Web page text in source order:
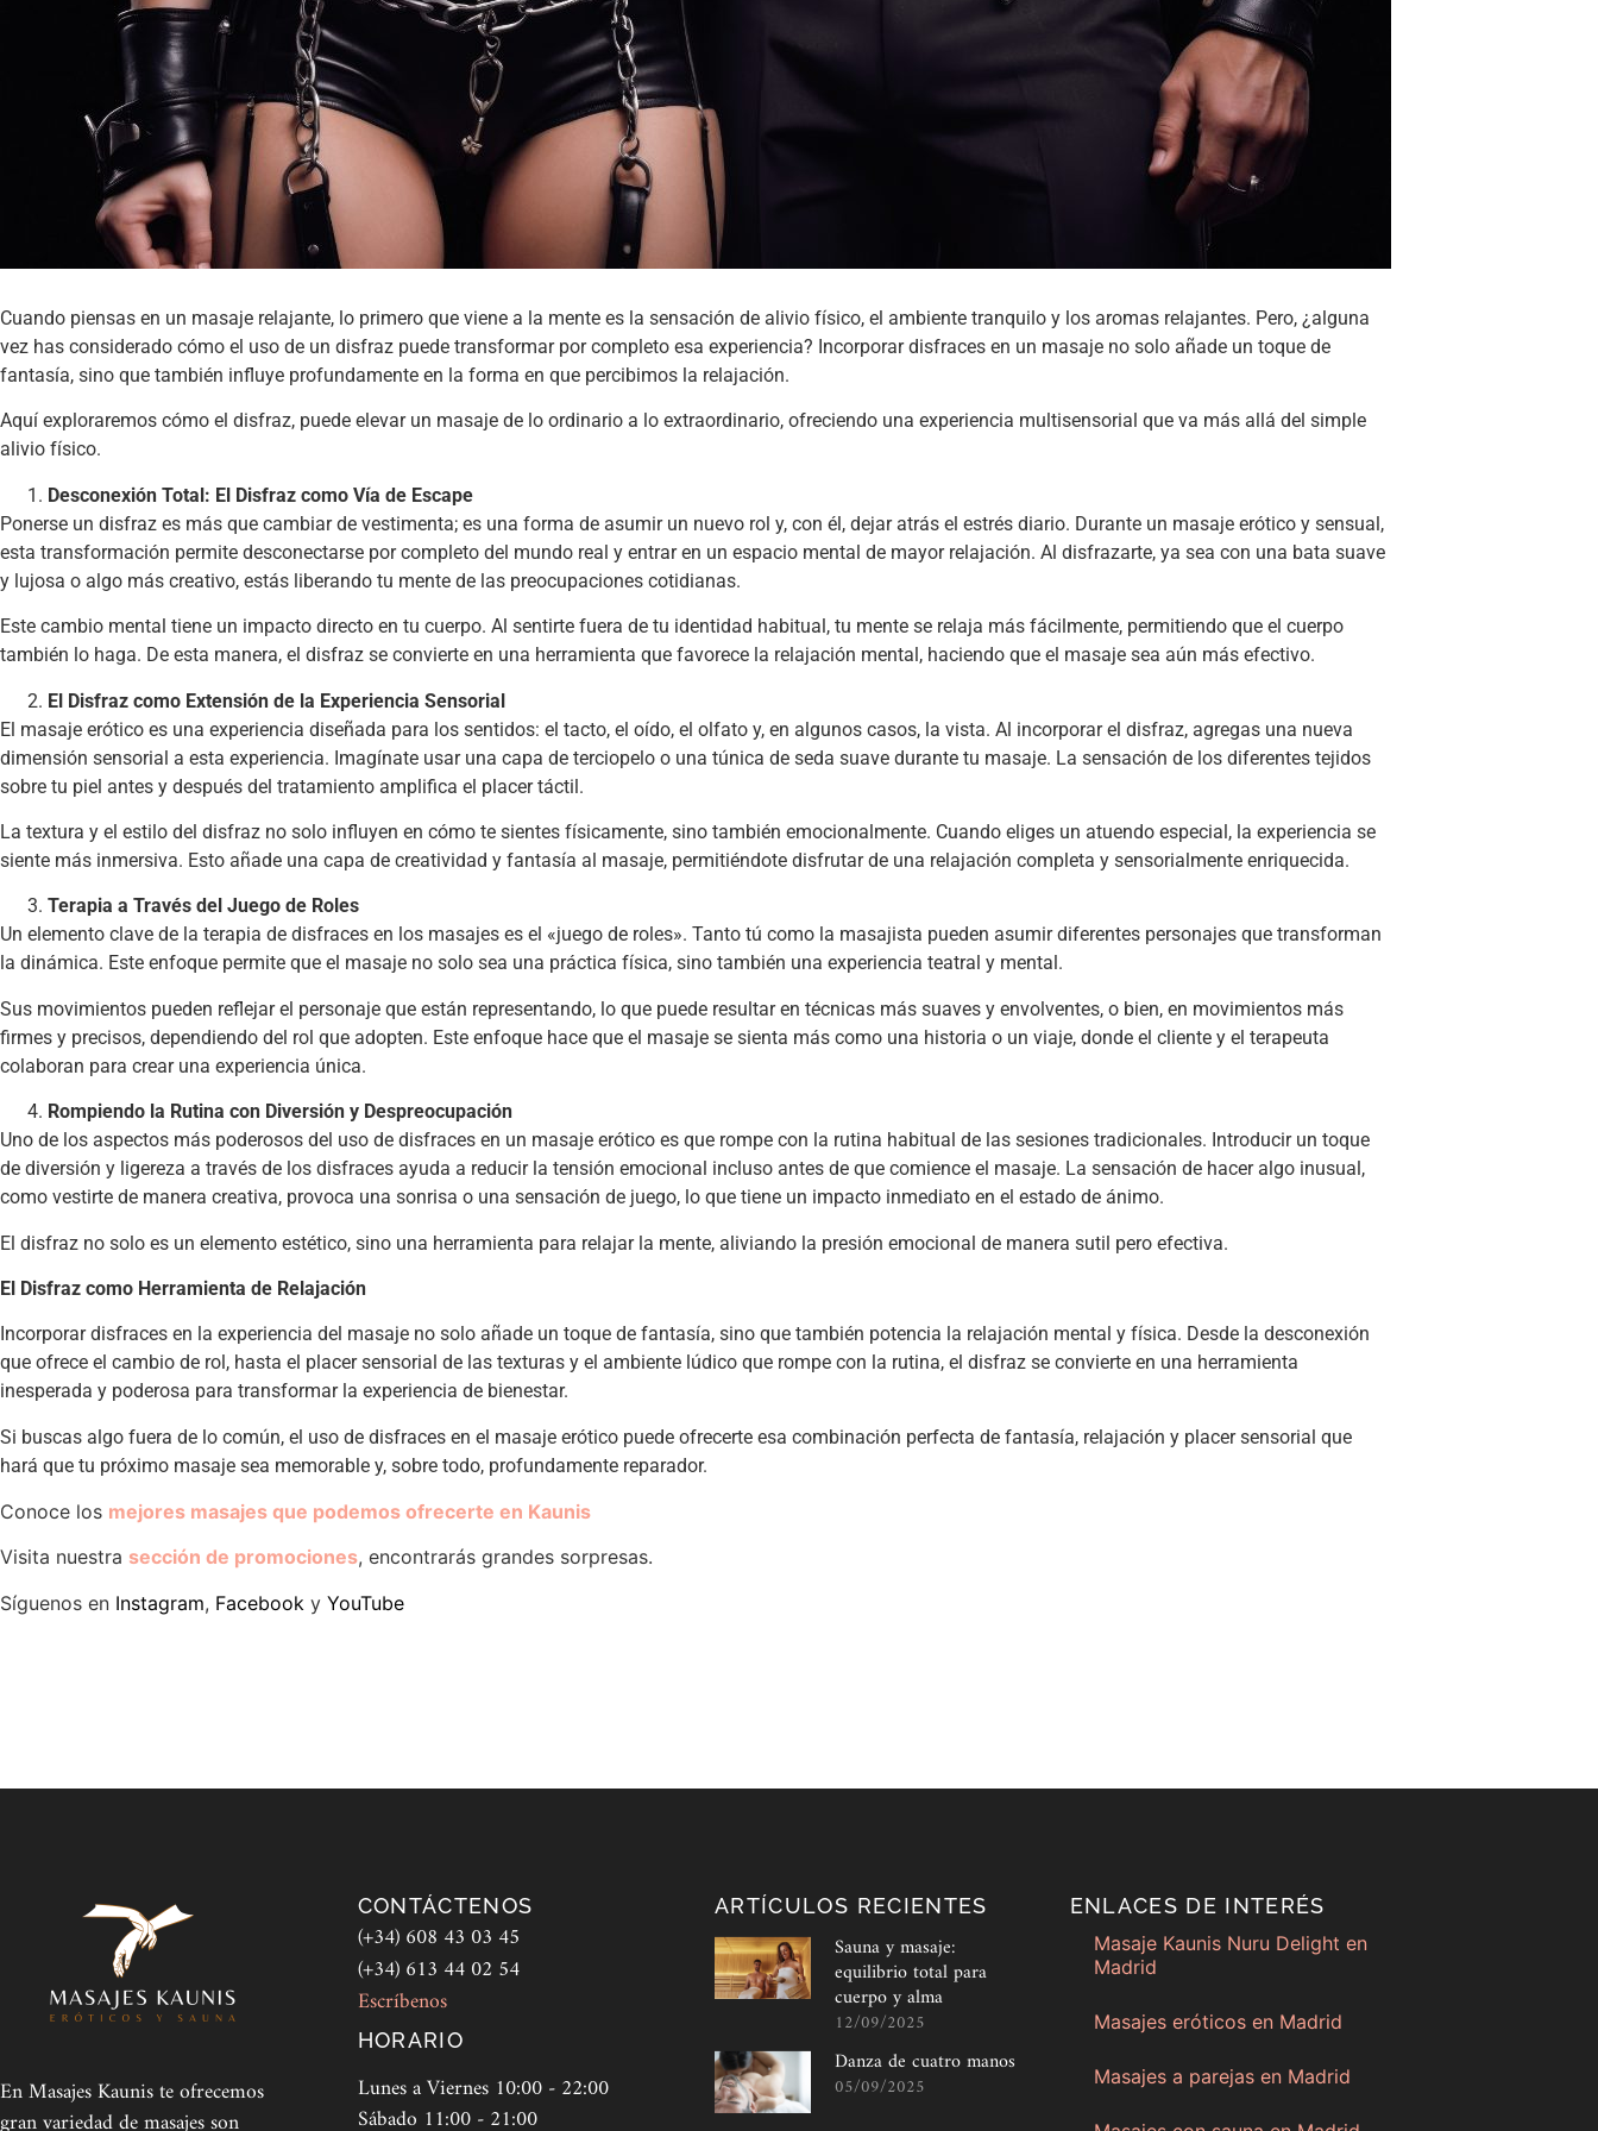
Cuando piensas en un masaje relajante, lo primero que viene a la mente es la sensación de alivio físico, el ambiente tranquilo y los aromas relajantes. Pero, ¿alguna
vez has considerado cómo el uso de un disfraz puede transformar por completo esa experiencia? Incorporar disfraces en un masaje no solo añade un toque de
fantasía, sino que también influye profundamente en la forma en que percibimos la relajación.
Aquí exploraremos cómo el disfraz, puede elevar un masaje de lo ordinario a lo extraordinario, ofreciendo una experiencia multisensorial que va más allá del simple
alivio físico.
Desconexión Total: El Disfraz como Vía de Escape
Ponerse un disfraz es más que cambiar de vestimenta; es una forma de asumir un nuevo rol y, con él, dejar atrás el estrés diario. Durante un masaje erótico y sensual,
esta transformación permite desconectarse por completo del mundo real y entrar en un espacio mental de mayor relajación. Al disfrazarte, ya sea con una bata suave
y lujosa o algo más creativo, estás liberando tu mente de las preocupaciones cotidianas.
Este cambio mental tiene un impacto directo en tu cuerpo. Al sentirte fuera de tu identidad habitual, tu mente se relaja más fácilmente, permitiendo que el cuerpo
también lo haga. De esta manera, el disfraz se convierte en una herramienta que favorece la relajación mental, haciendo que el masaje sea aún más efectivo.
El Disfraz como Extensión de la Experiencia Sensorial
El masaje erótico es una experiencia diseñada para los sentidos: el tacto, el oído, el olfato y, en algunos casos, la vista. Al incorporar el disfraz, agregas una nueva
dimensión sensorial a esta experiencia. Imagínate usar una capa de terciopelo o una túnica de seda suave durante tu masaje. La sensación de los diferentes tejidos
sobre tu piel antes y después del tratamiento amplifica el placer táctil.
La textura y el estilo del disfraz no solo influyen en cómo te sientes físicamente, sino también emocionalmente. Cuando eliges un atuendo especial, la experiencia se
siente más inmersiva. Esto añade una capa de creatividad y fantasía al masaje, permitiéndote disfrutar de una relajación completa y sensorialmente enriquecida.
Terapia a Través del Juego de Roles
Un elemento clave de la terapia de disfraces en los masajes es el «juego de roles». Tanto tú como la masajista pueden asumir diferentes personajes que transforman
la dinámica. Este enfoque permite que el masaje no solo sea una práctica física, sino también una experiencia teatral y mental.
Sus movimientos pueden reflejar el personaje que están representando, lo que puede resultar en técnicas más suaves y envolventes, o bien, en movimientos más
firmes y precisos, dependiendo del rol que adopten. Este enfoque hace que el masaje se sienta más como una historia o un viaje, donde el cliente y el terapeuta
colaboran para crear una experiencia única.
Rompiendo la Rutina con Diversión y Despreocupación
Uno de los aspectos más poderosos del uso de disfraces en un masaje erótico es que rompe con la rutina habitual de las sesiones tradicionales. Introducir un toque
de diversión y ligereza a través de los disfraces ayuda a reducir la tensión emocional incluso antes de que comience el masaje. La sensación de hacer algo inusual,
como vestirte de manera creativa, provoca una sonrisa o una sensación de juego, lo que tiene un impacto inmediato en el estado de ánimo.
El disfraz no solo es un elemento estético, sino una herramienta para relajar la mente, aliviando la presión emocional de manera sutil pero efectiva.
El Disfraz como Herramienta de Relajación
Incorporar disfraces en la experiencia del masaje no solo añade un toque de fantasía, sino que también potencia la relajación mental y física. Desde la desconexión
que ofrece el cambio de rol, hasta el placer sensorial de las texturas y el ambiente lúdico que rompe con la rutina, el disfraz se convierte en una herramienta
inesperada y poderosa para transformar la experiencia de bienestar.
Si buscas algo fuera de lo común, el uso de disfraces en el masaje erótico puede ofrecerte esa combinación perfecta de fantasía, relajación y placer sensorial que
hará que tu próximo masaje sea memorable y, sobre todo, profundamente reparador.
Conoce los mejores masajes que podemos ofrecerte en Kaunis
Visita nuestra sección de promociones, encontrarás grandes sorpresas.
Síguenos en Instagram, Facebook y YouTube
En Masajes Kaunis te ofrecemos
gran variedad de masajes son
CONTÁCTENOS
(+34) 608 43 03 45
(+34) 613 44 02 54
Escríbenos
HORARIO
Lunes a Viernes 10:00 - 22:00
Sábado 11:00 - 21:00
ARTÍCULOS RECIENTES
Sauna y masaje:
equilibrio total para
cuerpo y alma
12/09/2025
Danza de cuatro manos
05/09/2025
ENLACES DE INTERÉS
Masaje Kaunis Nuru Delight en
Madrid
Masajes eróticos en Madrid
Masajes a parejas en Madrid